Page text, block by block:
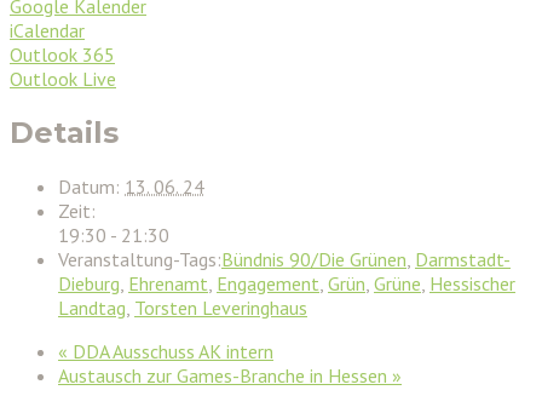
Google Kalender
iCalendar
Outlook 365
Outlook Live
Details
Datum: 13. 06. 24
Zeit:
19:30 - 21:30
Veranstaltung-Tags:Bündnis 90/Die Grünen Darmstadt-
Dieburg Ehrenamt Engagement Grün Grüne Hessischer
Landtag Torsten Leveringhaus
« DDA Ausschuss AK intern
Austausch zur Games-Branche in Hessen »